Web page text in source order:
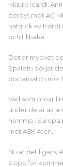
Mauro Icardi.
derbyt mot AC
hattrick av Icardi
och tillbaka.
Det är mycket
Spaletti börjar
bortamatch mot
Vad som oroar
under delar av
hemma i Europa
mot AEK Aten.
Nu är det ligans
stopp för